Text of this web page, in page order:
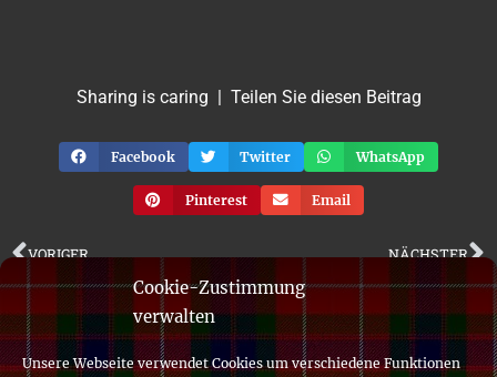
Cookie-Zustimmung
verwalten
Unsere Webseite verwendet Cookies um verschiedene Funktionen
Sharing is caring | Teilen Sie diesen Beitrag
Facebook Twitter WhatsApp
Pinterest Email
VORIGER NÄCHSTER